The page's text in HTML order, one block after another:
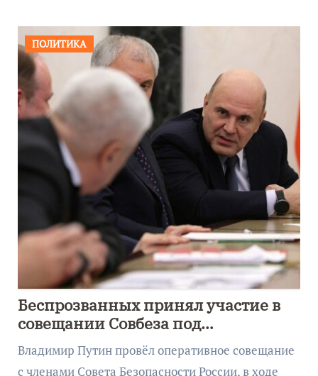
ПОЛИТИКА
Беспрозванных принял участие в
совещании Совбеза под
руководством Путина
Владимир Путин провёл оперативное совещание
с членами Совета Безопасности России, в ходе